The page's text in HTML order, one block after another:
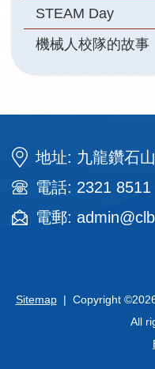
STEAM Day
機械人校隊的故事
地址: 九龍鑽石
電話: 2321 8511
電郵:
Sitemap| Copyright ©
All